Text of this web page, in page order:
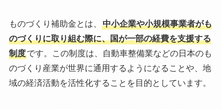
ものづくり補助金とは、
中小企業や小規模事業者がも
のづくりに取り組む際に、国が一部の経費を支援する
制度です。この制度は、自動車整備業などの日本のも
のづくり産業が世界に通用するようになることや、地
域の経済活動を活性化することを目的としています。